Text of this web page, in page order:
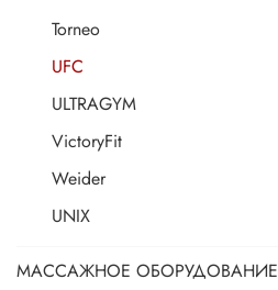
Torneo
UFC
ULTRAGYM
VictoryFit
Weider
UNIX
МАССАЖНОЕ ОБОРУДОВАНИЕ